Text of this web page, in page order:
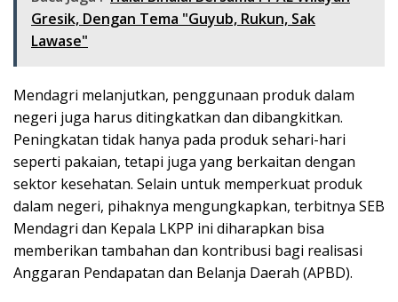
Gresik, Dengan Tema "Guyub, Rukun, Sak
Lawase"
Mendagri melanjutkan, penggunaan produk dalam
negeri juga harus ditingkatkan dan dibangkitkan.
Peningkatan tidak hanya pada produk sehari-hari
seperti pakaian, tetapi juga yang berkaitan dengan
sektor kesehatan. Selain untuk memperkuat produk
dalam negeri, pihaknya mengungkapkan, terbitnya SEB
Mendagri dan Kepala LKPP ini diharapkan bisa
memberikan tambahan dan kontribusi bagi realisasi
Anggaran Pendapatan dan Belanja Daerah (APBD).